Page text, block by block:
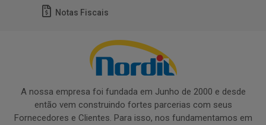
Notas Fiscais
A nossa empresa foi fundada em Junho de 2000 e desde
então vem construindo fortes parcerias com seus
Fornecedores e Clientes. Para isso, nos fundamentamos em